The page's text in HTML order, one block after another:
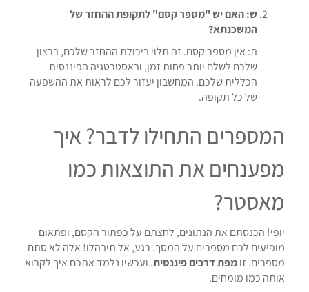
ש: האם יש "מספר קסם" לתקופת ההחזר של
המשכנתא?
ת: אין מספר קסם. זה תלוי ביכולת ההחזר שלכם, ברצון
שלכם לשלם יותר פחות זמן, ובאסטרטגיה הפיננסית
הכללית שלכם. המחשבון יעזור לכם לראות את ההשפעה
של כל תקופה.
המספרים התחילו לדבר? איך
מפענחים את התוצאות כמו
מאסטר?
יופי! הכנסתם את הנתונים, לחצתם על כפתור הקסם, ופתאום
מופיעים לכם מספרים על המסך. רגע, אל תיבהלו! אלה לא סתם
מספרים. זומפת דרכים פיננסית. ועכשיו נלמד אתכם איך לקרוא
אותה כמו מומחים.